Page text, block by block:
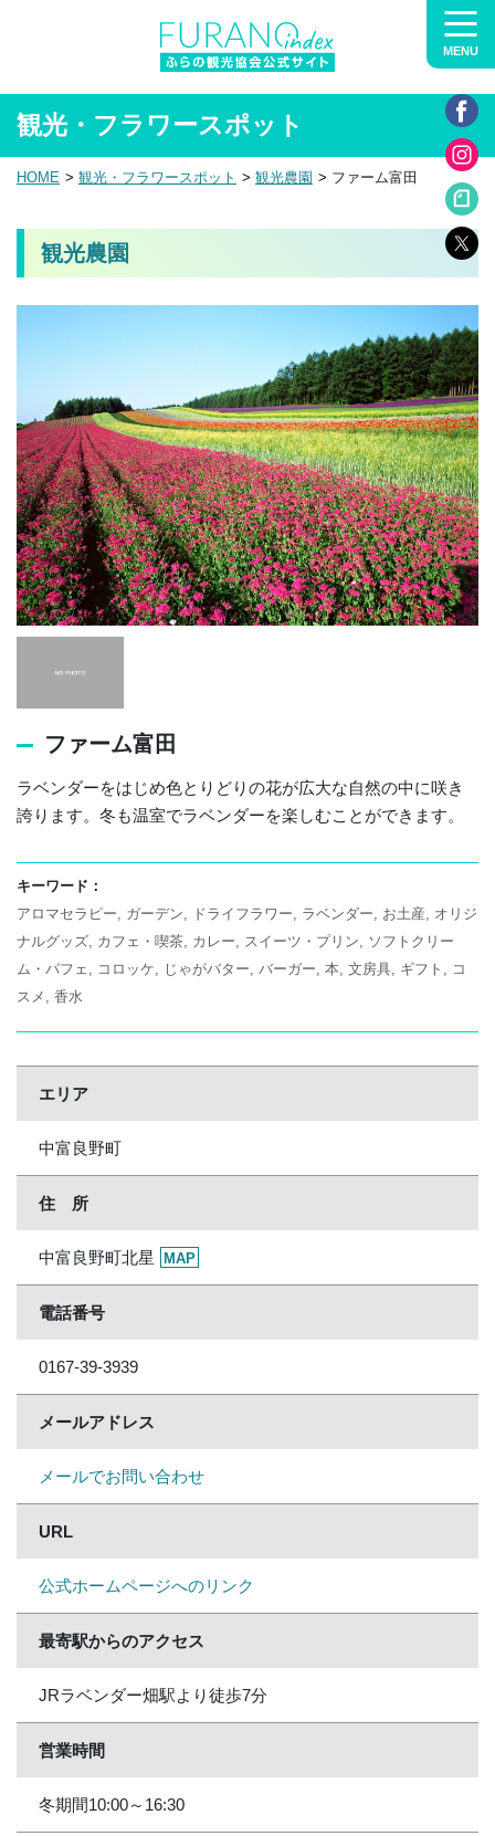
MENU
観光・フラワースポット
HOME 観光・フラワースポット 観光農園 ファーム富田
観光農園
ファーム富田
ラベンダーをはじめ色とりどりの花が広大な自然の中に咲き
誇ります。冬も温室でラベンダーを楽しむことができます。
キーワード：
アロマセラピー
ガーデン ドライフラワー ラベンダー お土産
オリジ
ナルグッズ
カフェ・喫茶 カレー スイーツ・プリン
ソフトクリー
ム・パフェ
コロッケ じゃがバター バーガー 本 文房具 ギフト
コ
スメ
香水
エリア
中富良野町
住 所
中富良野町北星 MAP
電話番号
0167-39-3939
メールアドレス
メールでお問い合わせ
URL
公式ホームページへのリンク
最寄駅からのアクセス
JRラベンダー畑駅より徒歩7分
営業時間
冬期間10:00～16:30